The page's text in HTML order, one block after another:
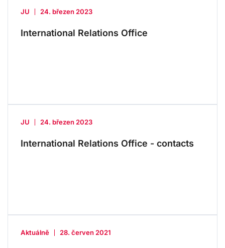
JU 24. březen 2023
International Relations Office
JU 24. březen 2023
International Relations Office - contacts
Aktuálně 28. červen 2021